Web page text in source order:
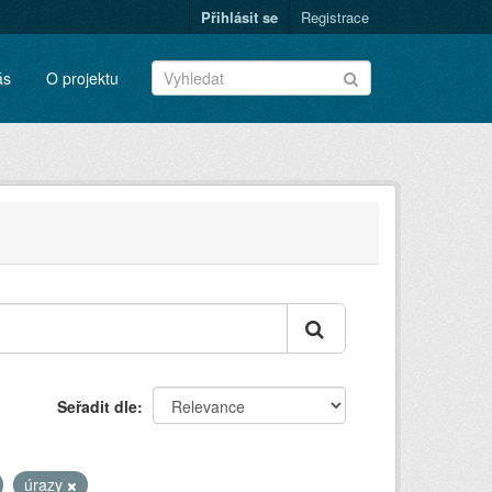
Přihlásit se Registrace
O projektu
Seřadit dle
úrazy